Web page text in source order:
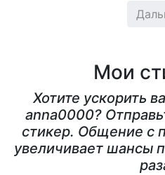
Мои
Хотите ускорить
anna0000?
стикер. Общение с
увеличивает шансы